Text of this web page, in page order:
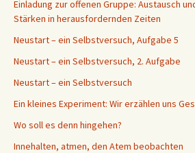
Einladung zur offenen Gruppe: Austausch
Stärken in herausfordernden Zeiten
Neustart – ein Selbstversuch, Aufgabe 5
Neustart – ein Selbstversuch, 2. Aufgabe
Neustart – ein Selbstversuch
Ein kleines Experiment: Wir erzählen uns
Wo soll es denn hingehen?
Innehalten, atmen, den Atem beobachten